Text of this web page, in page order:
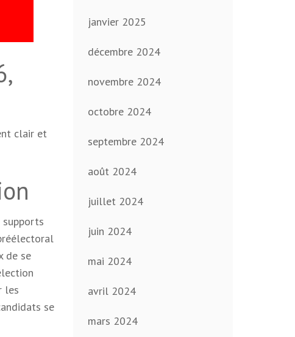
clair et
supports
de se
les
se
janvier 2025
décembre 2024
novembre 2024
octobre 2024
septembre 2024
août 2024
juillet 2024
juin 2024
mai 2024
avril 2024
mars 2024